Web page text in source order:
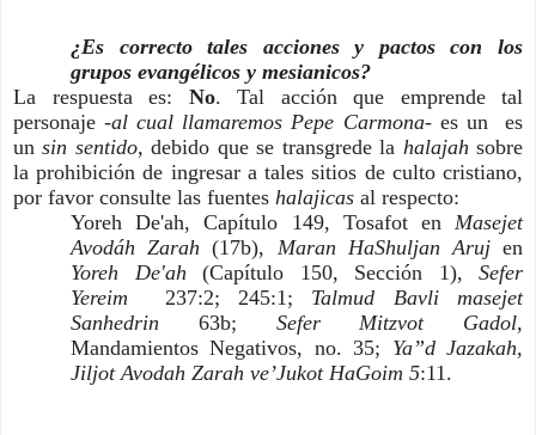
¿Es correcto tales acciones y pactos con los
grupos evangélicos y mesianicos?
La respuesta es: No. Tal acción que emprende tal
personaje -al cual llamaremos Pepe Carmona- es un  es
un sin sentido, debido que se transgrede la halajah sobre
la prohibición de ingresar a tales sitios de culto cristiano,
por favor consulte las fuentes halajicas al respecto:
Yoreh De'ah, Capítulo 149, Tosafot en Masejet
Avodáh Zarah (17b), Maran HaShuljan Aruj
Yoreh De'ah (Capítulo 150, Sección 1), Sefer
Yereim
237:2; 245:1; Talmud Bavli masejet
Sanhedrin 63b; Sefer Mitzvot Gadol,
Mandamientos Negativos, no. 35; Ya”d Jazakah,
Jiljot Avodah Zarah ve’Jukot HaGoim 5:11.